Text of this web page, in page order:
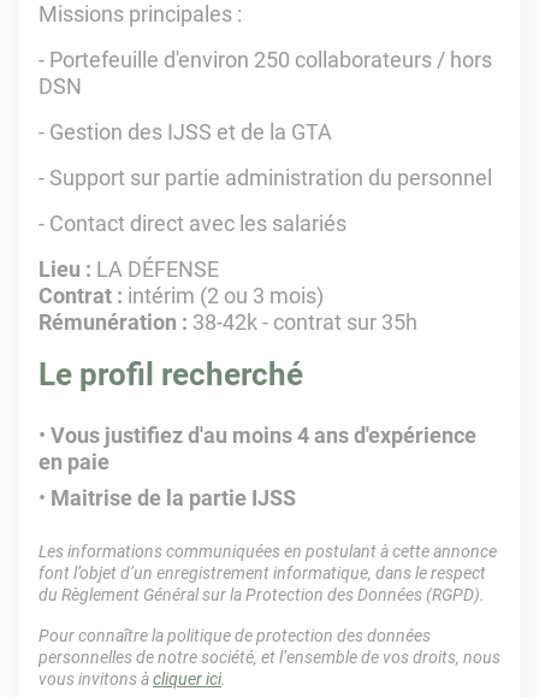
Missions principales :
- Portefeuille d'environ 250 collaborateurs / hors
DSN
- Gestion des IJSS et de la GTA
- Support sur partie administration du personnel
- Contact direct avec les salariés
Lieu : LA DÉFENSE
Contrat : intérim (2 ou 3 mois)
Rémunération : 38-42k - contrat sur 35h
Le profil recherché
Vous justifiez d'au moins 4 ans d'expérience
en paie
Maitrise de la partie IJSS
Les informations communiquées en postulant à cette annonce
font l’objet d’un enregistrement informatique, dans le respect
du Règlement Général sur la Protection des Données (RGPD).
Pour connaître la politique de protection des données
personnelles de notre société, et l’ensemble de vos droits, nous
vous invitons àcliquer ici.